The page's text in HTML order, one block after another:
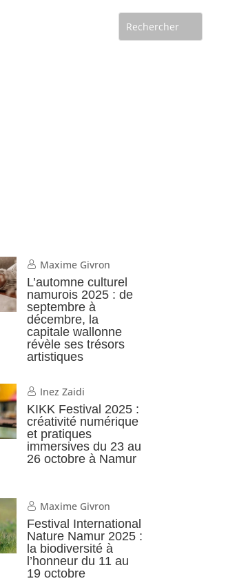
Maxime Givron
L’automne culturel
namurois 2025 : de
septembre à
décembre, la
capitale wallonne
révèle ses trésors
artistiques
Inez Zaidi
KIKK Festival 2025 :
créativité numérique
et pratiques
immersives du 23 au
26 octobre à Namur
Maxime Givron
Festival International
Nature Namur 2025 :
la biodiversité à
l’honneur du 11 au
19 octobre